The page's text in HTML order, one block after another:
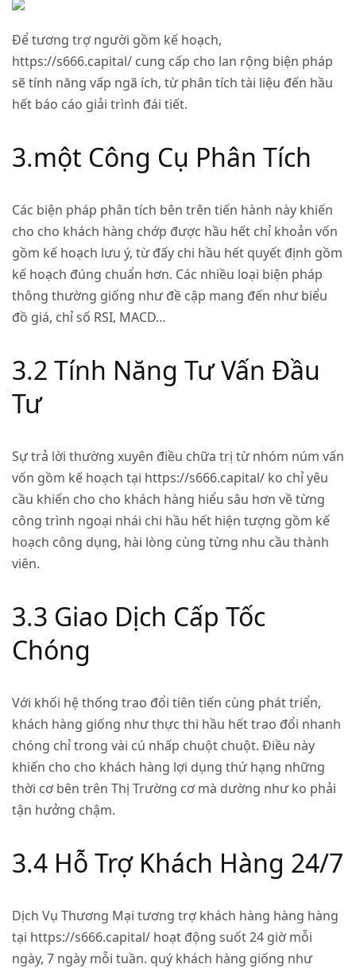
Để tương trợ người gồm kế hoạch,
https://s666.capital/ cung cấp cho lan rộng biện pháp
sẽ tính năng vấp ngã ích, từ phân tích tài liệu đến hầu
hết báo cáo giải trình đái tiết.
3.một Công Cụ Phân Tích
Các biện pháp phân tích bên trên tiến hành này khiến
cho cho khách hàng chớp được hầu hết chỉ khoản vốn
gồm kế hoạch lưu ý, từ đấy chi hầu hết quyết định gồm
kế hoạch đúng chuẩn hơn. Các nhiều loại biện pháp
thông thường giống như đề cập mang đến như biểu
đồ giá, chỉ số RSI, MACD…
3.2 Tính Năng Tư Vấn Đầu
Tư
Sự trả lời thường xuyên điều chữa trị từ nhóm núm vấn
vốn gồm kế hoạch tại https://s666.capital/ ko chỉ yêu
cầu khiến cho cho khách hàng hiểu sâu hơn về từng
công trình ngoại nhái chi hầu hết hiện tượng gồm kế
hoạch công dụng, hài lòng cùng từng nhu cầu thành
viên.
3.3 Giao Dịch Cấp Tốc
Chóng
Với khối hệ thống trao đổi tiên tiến cùng phát triển,
khách hàng giống như thực thi hầu hết trao đổi nhanh
chóng chỉ trong vài cú nhấp chuột chuột. Điều này
khiến cho cho khách hàng lợi dụng thứ hạng những
thời cơ bên trên Thị Trường cơ mà dường như ko phải
tận hưởng chậm.
3.4 Hỗ Trợ Khách Hàng 24/7
Dịch Vụ Thương Mại tương trợ khách hàng hàng hàng
tại https://s666.capital/ hoạt động suốt 24 giờ mỗi
ngày, 7 ngày mỗi tuần. quý khách hàng giống như